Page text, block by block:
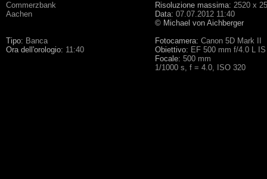
Commerzbank
Aachen
Tipo: Banca
Ora dell'orologio: 11:40
Risoluzione massima: 2520 x
Data: 07.07.2012 11:40
© Michael von Aichberger
Fotocamera: Canon 5D Mark II
Obiettivo: EF 500 mm f/4.0 L
Focale: 500 mm
1/1000 s, f = 4.0, ISO 320